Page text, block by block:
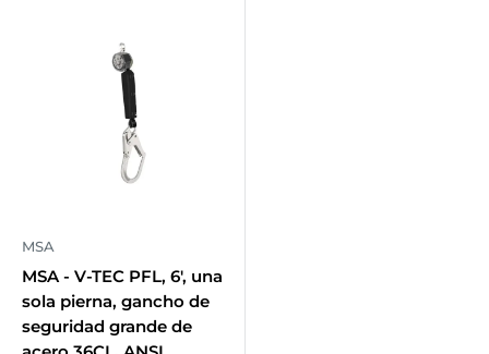
MSA
MSA - V-TEC PFL, 6', una
sola pierna, gancho de
seguridad grande de